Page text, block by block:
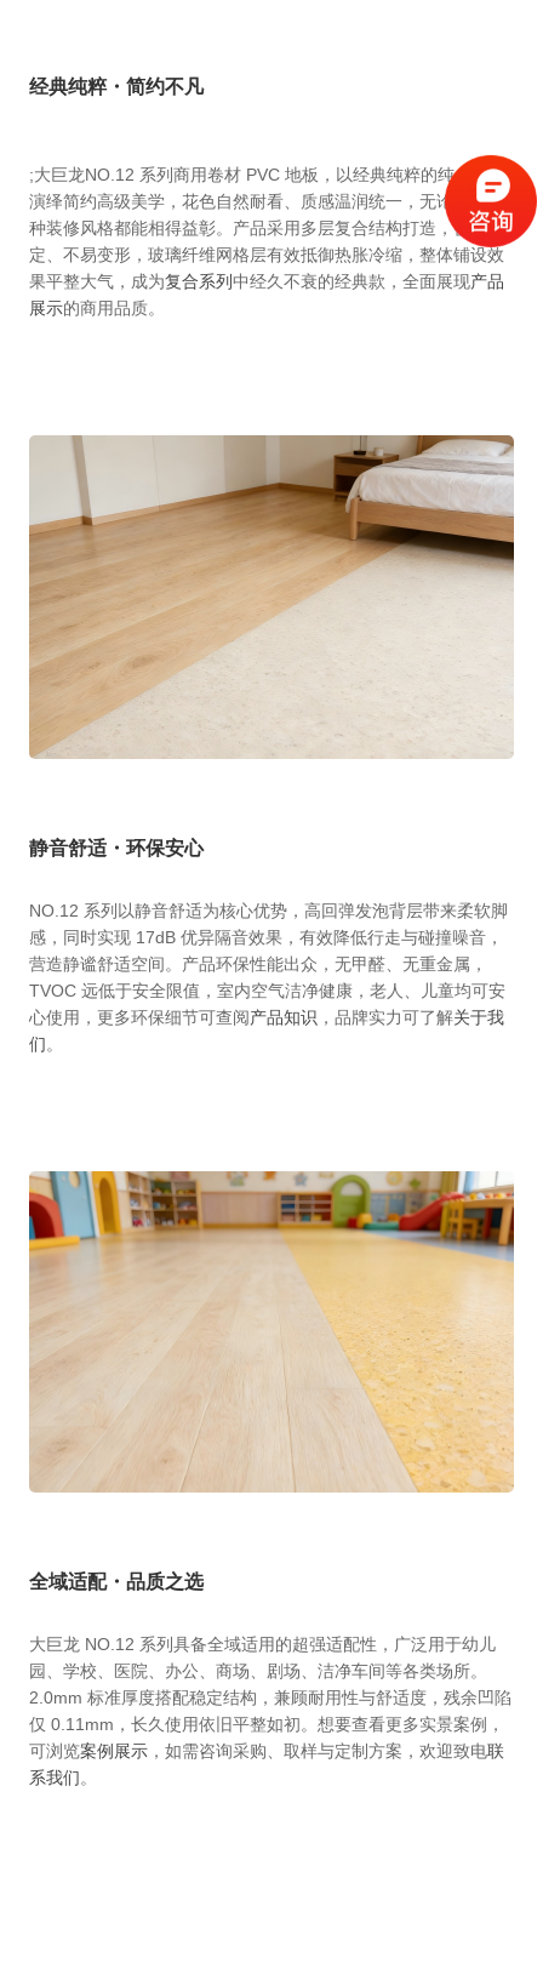
经典纯粹・简约不凡
;大巨龙NO.12 系列商用卷材 PVC 地板，以经典纯粹的纯色设计
演绎简约高级美学，花色自然耐看、质感温润统一，无论搭配何
种装修风格都能相得益彰。产品采用多层复合结构打造，密实稳
定、不易变形，玻璃纤维网格层有效抵御热胀冷缩，整体铺设效
果平整大气，成为复合系列中经久不衰的经典款，全面展现产品
展示的商用品质。
静音舒适・环保安心
NO.12 系列以静音舒适为核心优势，高回弹发泡背层带来柔软脚
感，同时实现 17dB 优异隔音效果，有效降低行走与碰撞噪音，
营造静谧舒适空间。产品环保性能出众，无甲醛、无重金属，
TVOC 远低于安全限值，室内空气洁净健康，老人、儿童均可安
心使用，更多环保细节可查阅产品知识 ，品牌实力可了解关于我
们。
全域适配・品质之选
大巨龙 NO.12 系列具备全域适用的超强适配性，广泛用于幼儿
园、学校、医院、办公、商场、剧场、洁净车间等各类场所。
2.0mm 标准厚度搭配稳定结构，兼顾耐用性与舒适度，残余凹陷
仅 0.11mm，长久使用依旧平整如初。想要查看更多实景案例，
可浏览案例展示 ，如需咨询采购、取样与定制方案，欢迎致电联
系我们。